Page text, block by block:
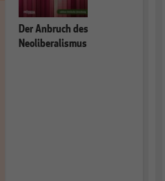
Der Anbruch des
Neoliberalismus